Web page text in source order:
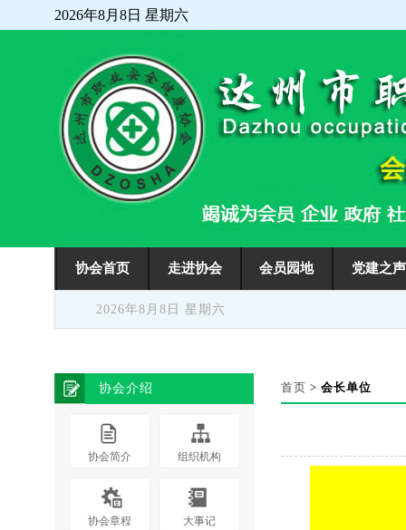
2026年8月8日 星期六
协会首页 走进协会 会员园地 党建之声
2026年8月8日 星期六
协会介绍
协会简介 组织机构
协会章程 大事记
首页 > 会长单位